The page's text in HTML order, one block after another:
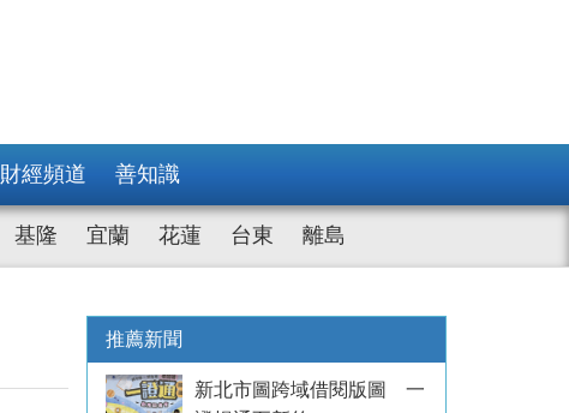
財經頻道 善知識
基隆 宜蘭 花蓮 台東 離島
推薦新聞
新北市圖跨域借閱版圖 一